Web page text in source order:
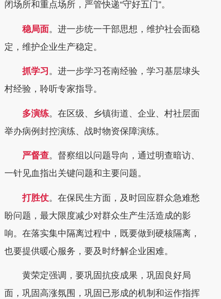
闭场所和重点场所，严管快递“守好五门”。
稳局面。进一步统一干部思想，维护社会面稳
定，维护企业生产稳定。
抓学习 。进一步学习苍南经验，学习基层埭头
村经验，聆听专家指导。
多演练。在区级、乡镇街道、企业、村社层面
举办病例封控演练、战时物资保障演练。
严督查。督察组以问题导向，通过明查暗访、
一针见血指出关键问题和主要问题。
打胜仗。在保民生方面，及时回应群众急难愁
盼问题，最大限度减少对群众生产生活造成的影
响。在落实集中隔离过程中，既要做到硬核隔离，
也要提供暖心服务，要及时纾解企业困难。
黄荣定强调，要巩固抗疫成果，巩固良好局
面，巩固高涨氛围，巩固已形成的机制和运作指挥